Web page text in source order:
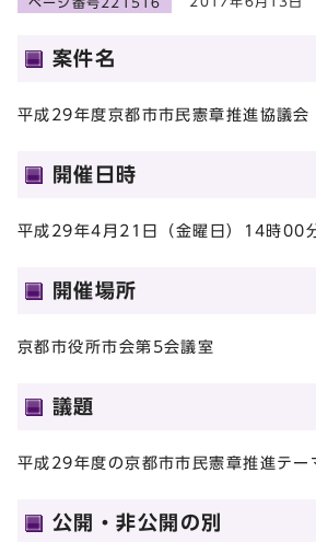
案件名
平成29年度京都市市民憲章推進協議
開催日時
平成29年4月21日（金曜日）14時00
開催場所
京都市役所市会第5会議室
議題
平成29年度の京都市市民憲章推進テー
公開・非公開の別